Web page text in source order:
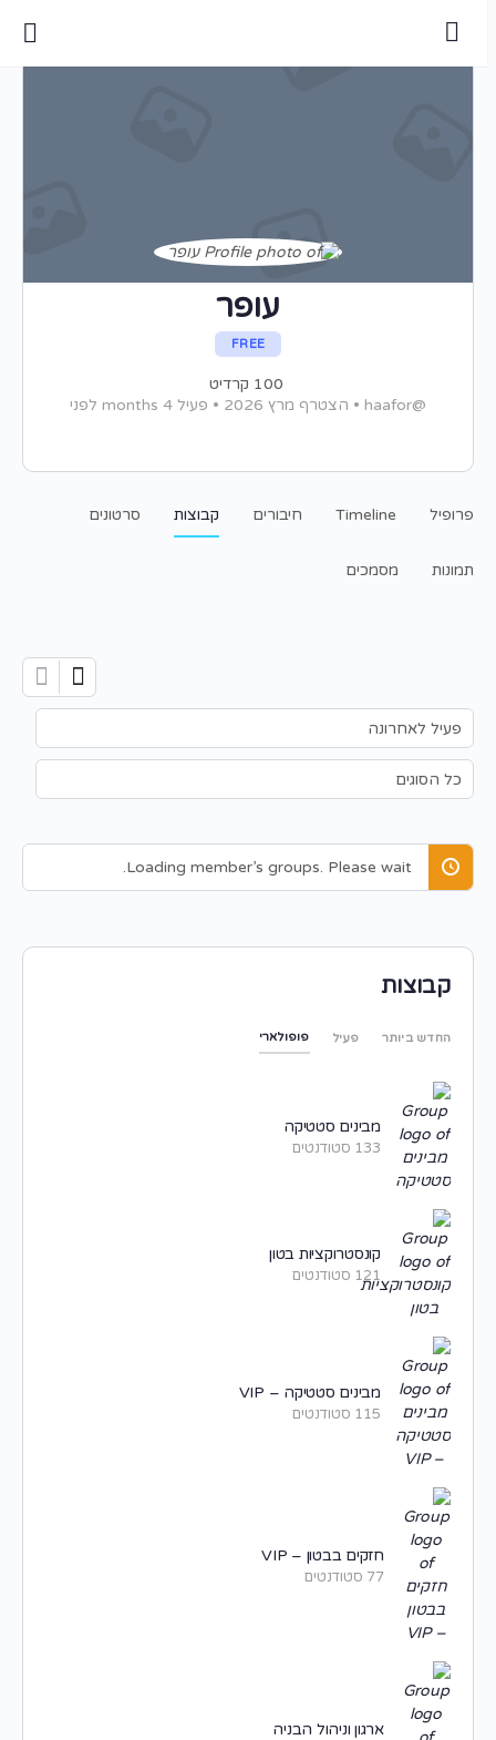
עופר
FREE
100 קרדיט
@haafor
•הצטרף מרץ 2026 •פעיל 4 months לפני
פרופיל Timeline חיבורים קבוצות סרטונים
תמונות מסמכים
Order
By:
Order
By:
Loading member’s groups. Please wait.
קבוצות
החדש ביותר פעיל פופולארי
מבינים סטטיקה
133 סטודנטים
קונסטרוקציות בטון
121 סטודנטים
מבינים סטטיקה – VIP
115 סטודנטים
חזקים בבטון – VIP
77 סטודנטים
ארגון וניהול הבניה